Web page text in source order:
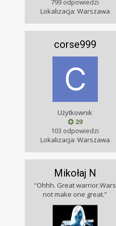
799 odpowiedzi
Lokalizacja: Warszawa
corse999
Użytkownik
29
103 odpowiedzi
Lokalizacja: Warszawa
Mikołaj N
“Ohhh. Great warrior.Wars
not make one great.”